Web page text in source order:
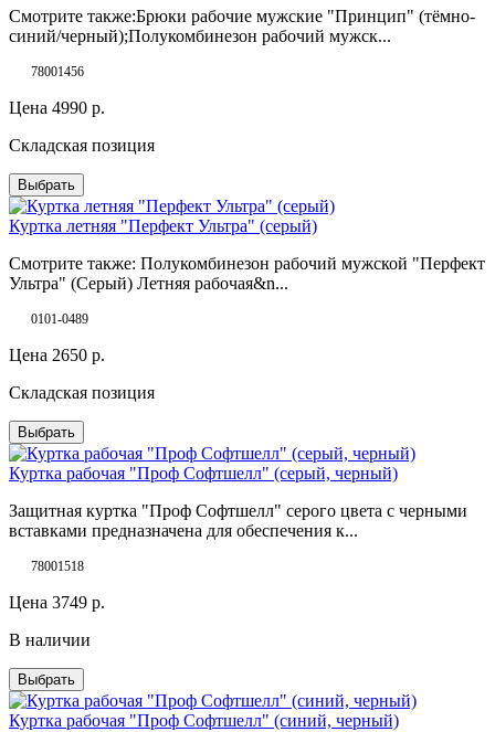
Смотрите также:Брюки рабочие мужские "Принцип" (тёмно-
синий/черный);Полукомбинезон рабочий мужск...
78001456
Цена 4990 р.
Складская позиция
Выбрать
Куртка летняя "Перфект Ультра" (серый)
Смотрите также: Полукомбинезон рабочий мужской "Перфект
Ультра" (Серый) Летняя рабочая&n...
0101-0489
Цена 2650 р.
Складская позиция
Выбрать
Куртка рабочая "Проф Софтшелл" (серый, черный)
Защитная куртка "Проф Софтшелл" серого цвета с черными
вставками предназначена для обеспечения к...
78001518
Цена 3749 р.
В наличии
Выбрать
Куртка рабочая "Проф Софтшелл" (синий, черный)